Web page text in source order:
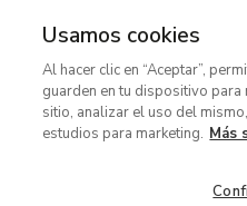
MENÚ
contenido
principal
Marsden
Usamos cookies
Al hacer clic en “Aceptar”,
guarden en tu dispositivo
sitio, analizar el uso del
estudios para marketing. Más